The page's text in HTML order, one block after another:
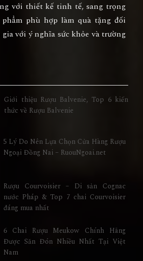
với thiết kế tinh tế, sang trọng
phù hợp làm quà tặng đối
giavới ý nghĩa sức khỏe và trường
Giới thiệu Rượu Balvenie, Top 6 kiến
thức về Rượu Balvenie
5 Lý Do Nên Lựa Chọn Cửa Hàng Rượu
Ngoại Đồng Nai – RuouNgoai.net
Rượu Courvoisier – Di sản Cognac
nước Pháp & Top 7 chai Courvoisier
đáng mua nhất
6 Chai Rượu Meukow Chính Hãng
Được Săn Đón Nhiều Nhất Tại Việt
Nam